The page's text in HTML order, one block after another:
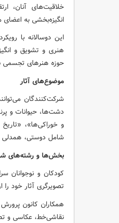
خلاقیت‌های آنان،
انگیزه‌بخشی به اعضای
این دوسالانه با
هنری و تشویق و
حوزه هنرهای تجسمی
موضوع‌های آثار
شرکت‌کنندگان
دشت‌ها، حیوانات و
و خوراکی‌ها»،
شامل دوستی، همدلی و
بخش‌ها و رشته‌های
کودکان و نوجوانان
تصویرگری آثار خود را
همکاران کانون
نقاشی‌خط، عکاسی و